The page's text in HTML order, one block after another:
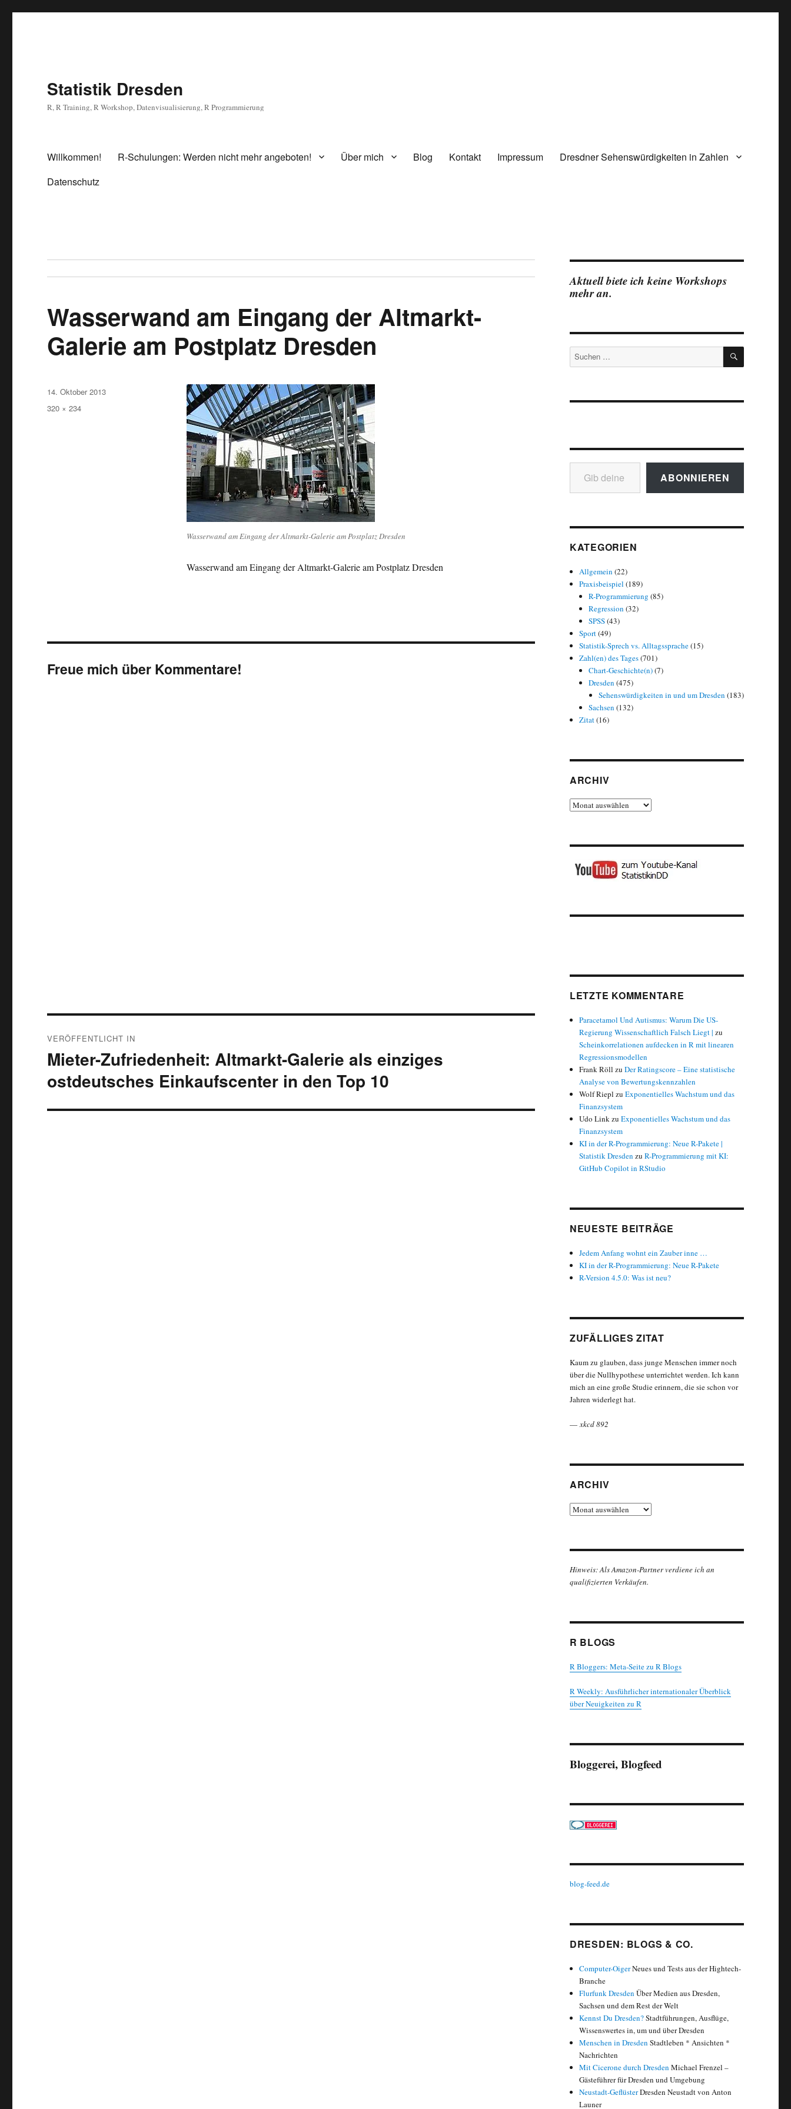
Statistik Dresden
R, R Training, R Workshop, Datenvisualisierung, R Programmierung
Willkommen! R-Schulungen: Werden nicht mehr angeboten! Über mich Blog Kontakt Impressum
Dresdner Sehenswürdigkeiten in Zahlen
Datenschutz
Wasserwand am Eingang der Altmarkt-
Galerie am Postplatz Dresden
Wasserwand am Eingang der Altmarkt-Galerie am Postplatz Dresden
Wasserwand am Eingang der Altmarkt-Galerie am Postplatz Dresden
Veröffentlicht
am
14. Oktober 2013
Originalgröße
320 × 234
Freue mich über Kommentare!
VERÖFFENTLICHT IN
Mieter-Zufriedenheit: Altmarkt-Galerie als einziges
ostdeutsches Einkaufscenter in den Top 10
Aktuell biete ich keine Workshops
mehr an.
Suchen
nach:
SUCHEN
Gib deine E-Mail-Adresse ein ...
ABONNIEREN
KATEGORIEN
Allgemein (22)
Praxisbeispiel (189)
R-Programmierung (85)
Regression (32)
SPSS(43)
Sport(49)
Statistik-Sprech vs. Alltagssprache(15)
Zahl(en) des Tages(701)
Chart-Geschichte(n)(7)
Dresden (475)
Sehenswürdigkeiten in und um Dresden (183)
Sachsen (132)
Zitat(16)
ARCHIV
Archiv
LETZTE KOMMENTARE
Paracetamol Und Autismus: Warum Die US-
Regierung Wissenschaftlich Falsch Liegt | zu
Scheinkorrelationen aufdecken in R mit linearen
Regressionsmodellen
Frank Röll zuDer Ratingscore – Eine statistische
Analyse von Bewertungskennzahlen
Wolf Riepl zuExponentielles Wachstum und das
Finanzsystem
Udo LinkzuExponentielles Wachstum und das
Finanzsystem
KI in der R-Programmierung: Neue R-Pakete |
Statistik Dresden zuR-Programmierung mit KI:
GitHub Copilot in RStudio
NEUESTE BEITRÄGE
Jedem Anfang wohnt ein Zauber inne …
KI in der R-Programmierung: Neue R-Pakete
R-Version 4.5.0: Was ist neu?
ZUFÄLLIGES ZITAT
Kaum zu glauben, dass junge Menschen immer noch
über die Nullhypothese unterrichtet werden. Ich kann
mich an eine große Studie erinnern, die sie schon vor
Jahren widerlegt hat.
—xkcd 892
ARCHIV
Archiv
Hinweis: Als Amazon-Partner verdiene ich an
qualifizierten Verkäufen.
R BLOGS
R Bloggers: Meta-Seite zu R Blogs
R Weekly: Ausführlicher internationaler Überblick
über Neuigkeiten zu R
Bloggerei, Blogfeed
blog-feed.de
DRESDEN: BLOGS & CO.
Computer-OigerNeues und Tests aus der Hightech-
Branche
Flurfunk Dresden Über Medien aus Dresden,
Sachsen und dem Rest der Welt
Kennst Du Dresden?Stadtführungen, Ausflüge,
Wissenswertes in, um und über Dresden
Menschen in Dresden Stadtleben * Ansichten *
Nachrichten
Mit Cicerone durch Dresden Michael Frenzel –
Gästeführer für Dresden und Umgebung
Neustadt-GeflüsterDresden Neustadt von Anton
Launer